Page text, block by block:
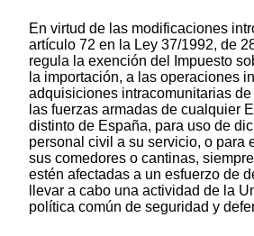
En virtud de las modificaciones
artículo 72 en la Ley 37/1992, de
regula la exención del Impuesto
la importación, a las operaciones
adquisiciones intracomunitarias
las fuerzas armadas de cualquier
distinto de España, para uso de
personal civil a su servicio, o para
sus comedores o cantinas,
estén afectadas a un esfuerzo de
llevar a cabo una actividad de la
política común de seguridad y